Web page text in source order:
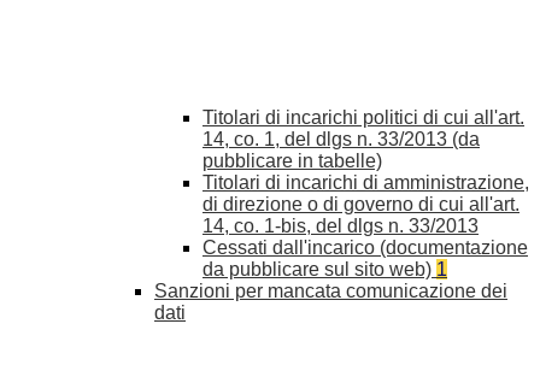
Titolari di incarichi politici di cui all'art.
14, co. 1, del dlgs n. 33/2013 (da
pubblicare in tabelle)
Titolari di incarichi di amministrazione,
di direzione o di governo di cui all'art.
14, co. 1-bis, del dlgs n. 33/2013
Cessati dall'incarico (documentazione
da pubblicare sul sito web) 1
Sanzioni per mancata comunicazione dei
dati